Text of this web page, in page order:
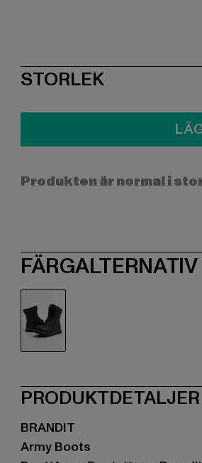
SIZE
STORLEK
Produkten är normal i
FÄRGALTERNATIV
PRODUKTDETALJER
BRANDIT
Army Boots